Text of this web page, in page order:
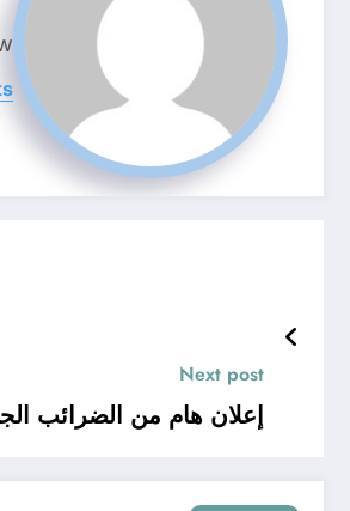
Next post
إعلان هام من الضرائب